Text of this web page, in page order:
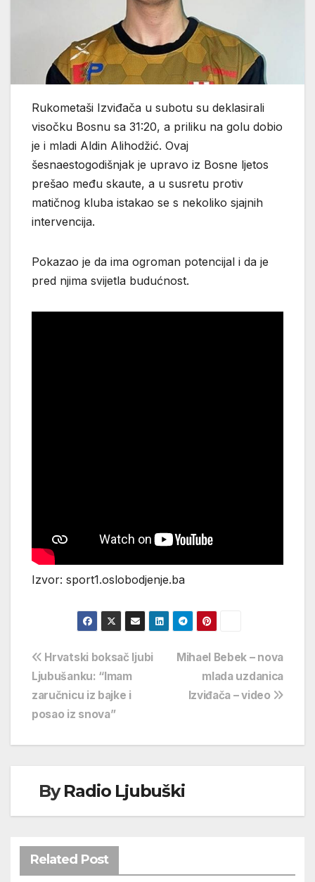
Rukometaši Izviđača u subotu su deklasirali
visočku Bosnu sa 31:20, a priliku na golu dobio
je i mladi Aldin Alihodžić. Ovaj
šesnaestogodišnjak je upravo iz Bosne ljetos
prešao među skaute, a u susretu protiv
matičnog kluba istakao se s nekoliko sjajnih
intervencija.
Pokazao je da ima ogroman potencijal i da je
pred njima svijetla budućnost.
Izvor: sport1.oslobodjenje.ba
Navigacija
objava
Mihael Bebek – nova
mlada uzdanica
Izviđača – video
Hrvatski boksač ljubi
Ljubušanku: “Imam
zaručnicu iz bajke i
posao iz snova”
ByRadio Ljubuški
Related Post